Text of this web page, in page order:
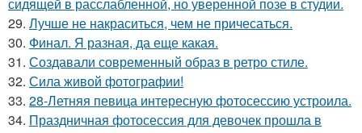
29. Лучше не накраситься, чем не причесаться.
30. Финал. Я разная, да еще какая.
31. Создавали современный образ в ретро стиле.
32. Сила живой фотографии!
33. 28-Летняя певица интересную фотосессию устроила.
34. Праздничная фотосессия для девочек прошла в